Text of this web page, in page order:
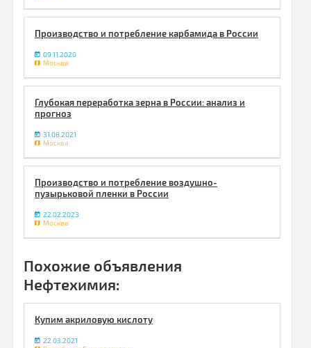
Производство и потребление карбамида в России
09.11.2020
Москва
Глубокая переработка зерна в России: анализ и
прогноз
31.08.2021
Москва
Производство и потребление воздушно-
пузырьковой пленки в России
22.02.2023
Москва
Похожие объявления
Нефтехимия:
Купим акриловую кислоту
22.03.2021